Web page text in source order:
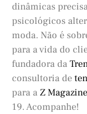
dinâmicas
psicológicos
moda. Não é
para a vida do
fundadora da
consultoria de
para a Z Magazine
19. Acompanhe!